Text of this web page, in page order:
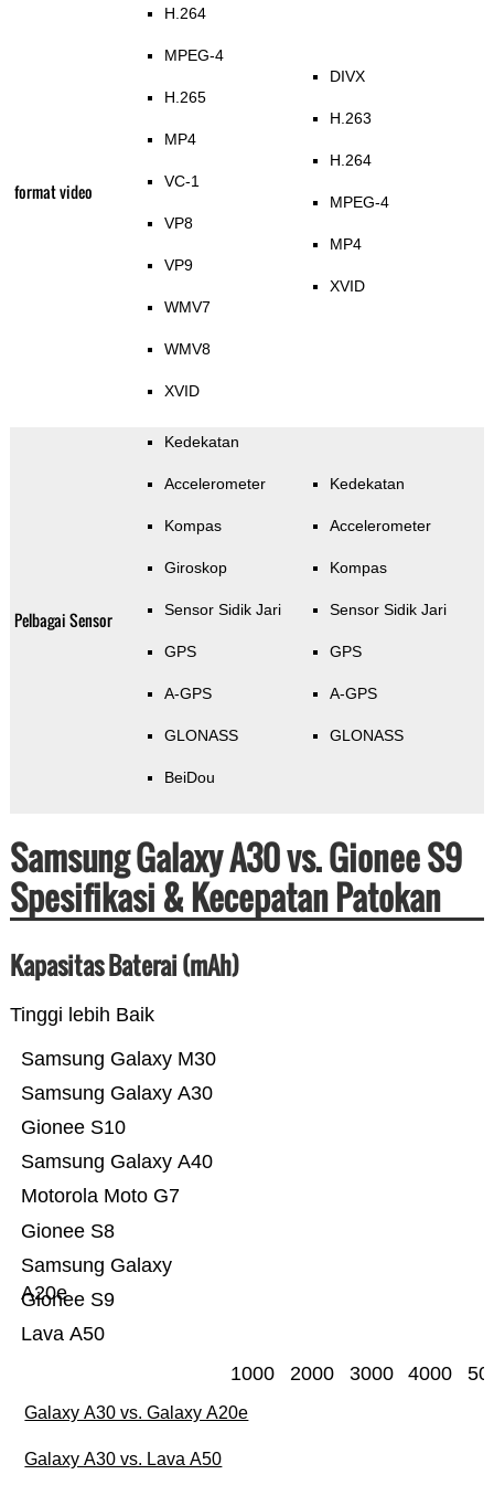
format video
H.264
MPEG-4
H.265
MP4
VC-1
VP8
VP9
WMV7
WMV8
XVID
DIVX
H.263
H.264
MPEG-4
MP4
XVID
Pelbagai Sensor
Kedekatan
Accelerometer
Kompas
Giroskop
Sensor Sidik Jari
GPS
A-GPS
GLONASS
BeiDou
Kedekatan
Accelerometer
Kompas
Sensor Sidik Jari
GPS
A-GPS
GLONASS
Samsung Galaxy A30 vs. Gionee S9
Spesifikasi & Kecepatan Patokan
Kapasitas Baterai (mAh)
Tinggi lebih Baik
Lava A50
Gionee S9
Samsung Galaxy
A20e
Gionee S8
Motorola Moto G7
Samsung Galaxy A40
Gionee S10
Samsung Galaxy A30
Samsung Galaxy M30
1000 2000 3000 4000
Galaxy A30 vs. Galaxy A20e
Galaxy A30 vs. Lava A50